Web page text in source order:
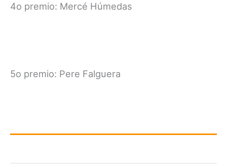
4o premio: Mercé Húmedas
5o premio: Pere Falguera